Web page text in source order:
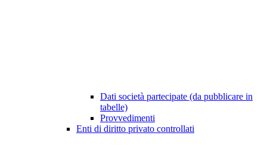
Dati società partecipate (da pubblicare in
tabelle)
Provvedimenti
Enti di diritto privato controllati